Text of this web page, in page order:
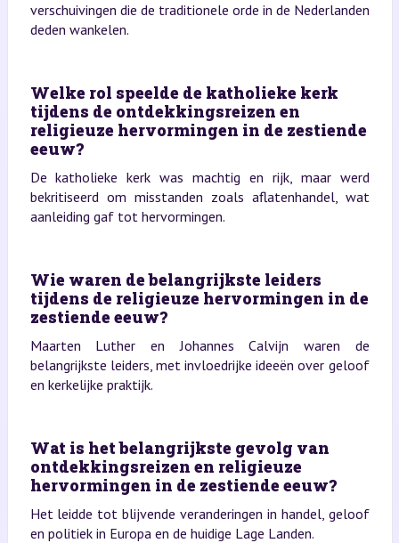
verschuivingen die de traditionele orde in de Nederlanden
deden wankelen.
Welke rol speelde de katholieke kerk
tijdens de ontdekkingsreizen en
religieuze hervormingen in de zestiende
eeuw?
De katholieke kerk was machtig en rijk, maar werd
bekritiseerd om misstanden zoals aflatenhandel, wat
aanleiding gaf tot hervormingen.
Wie waren de belangrijkste leiders
tijdens de religieuze hervormingen in de
zestiende eeuw?
Maarten Luther en Johannes Calvijn waren de
belangrijkste leiders, met invloedrijke ideeën over geloof
en kerkelijke praktijk.
Wat is het belangrijkste gevolg van
ontdekkingsreizen en religieuze
hervormingen in de zestiende eeuw?
Het leidde tot blijvende veranderingen in handel, geloof
en politiek in Europa en de huidige Lage Landen.